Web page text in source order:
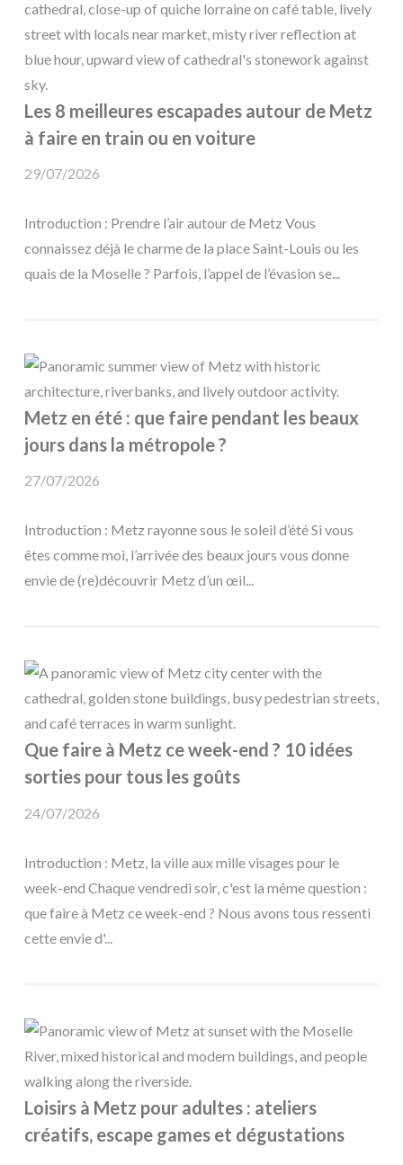
Les 8 meilleures escapades autour de Metz
à faire en train ou en voiture
29/07/2026
Introduction : Prendre l’air autour de Metz Vous
connaissez déjà le charme de la place Saint-Louis ou les
quais de la Moselle ? Parfois, l’appel de l’évasion se...
Metz en été : que faire pendant les beaux
jours dans la métropole ?
27/07/2026
Introduction : Metz rayonne sous le soleil d’été Si vous
êtes comme moi, l’arrivée des beaux jours vous donne
envie de (re)découvrir Metz d’un œil...
Que faire à Metz ce week-end ? 10 idées
sorties pour tous les goûts
24/07/2026
Introduction : Metz, la ville aux mille visages pour le
week-end Chaque vendredi soir, c'est la même question :
que faire à Metz ce week-end ? Nous avons tous ressenti
cette envie d'...
Loisirs à Metz pour adultes : ateliers
créatifs, escape games et dégustations